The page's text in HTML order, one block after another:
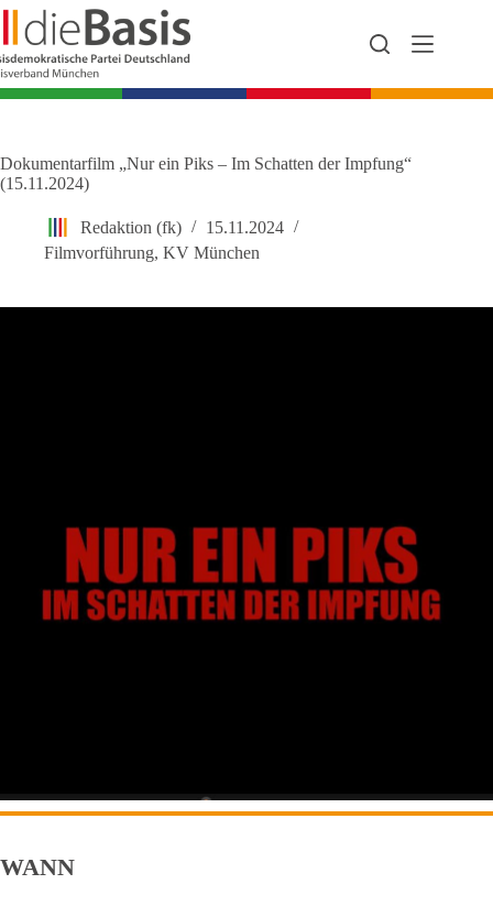
Zum
Inhalt
springen
Dokumentarfilm „Nur ein Piks – Im Schatten der Impfung“
(15.11.2024)
Redaktion (fk)
15.11.2024
Filmvorführung, KV München
WANN